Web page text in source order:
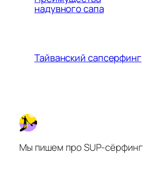
надувного сапа
Тайванский сапсерфинг
Мы пишем про SUP-сёрфинг